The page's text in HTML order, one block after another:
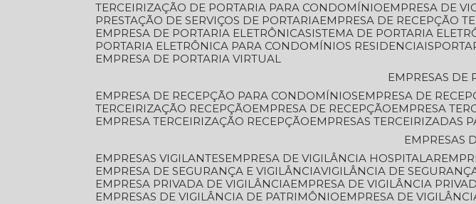
TERCEIRIZAÇÃO DE PORTARIA PARA CONDOMÍNIO
EMPRESA DE
PRESTAÇÃO DE SERVIÇOS DE PORTARIA
EMPRESA DE RECEPÇÃO
EMPRESA DE PORTARIA ELETRÔNICA SISTEMA DE PORTARIA
PORTARIA ELETRÔNICA PARA CONDOMÍNIOS RESIDENCIAIS
EMPRESA DE PORTARIA VIRTUAL
EMPRESAS
EMPRESA DE RECEPÇÃO PARA CONDOMÍNIOS
EMPRESA DE
TERCEIRIZAÇÃO RECEPÇÃO
EMPRESA DE RECEPÇÃO EMPRESA
EMPRESA TERCEIRIZAÇÃO RECEPÇÃO
EMPRESAS TERCEIRIZADAS
EMPRESAS
EMPRESAS VIGILANTES
EMPRESA DE VIGILÂNCIA HOSPITALAR
EMPRESA DE SEGURANÇA E VIGILÂNCIA VIGILÂNCIA DE
EMPRESA PRIVADA DE VIGILÂNCIA
EMPRESA DE VIGILÂNCIA
EMPRESAS DE VIGILÂNCIA DE PATRIMÔNIO
EMPRESA DE